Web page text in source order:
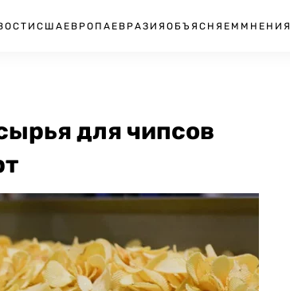
США ЕВРОПА ЕВРАЗИЯ ОБЪЯСНЯЕМ МНЕНИЯ
для чипсов